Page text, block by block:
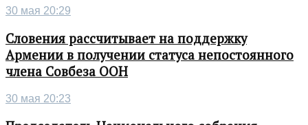
30 мая 20:29
Словения рассчитывает на поддержку
Армении в получении статуса непостоянного
члена Совбеза ООН
30 мая 20:23